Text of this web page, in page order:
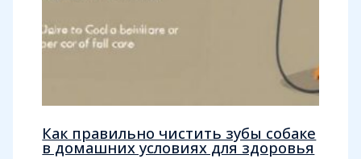
Как правильно чистить зубы собаке
в домашних условиях для здоровья